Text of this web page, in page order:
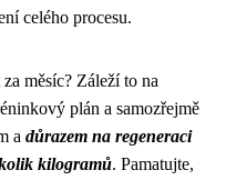
celého procesu.
měsíc? Záleží to na
plán a samozřejmě
a důrazem na regeneraci
kilogramů. Pamatujte,